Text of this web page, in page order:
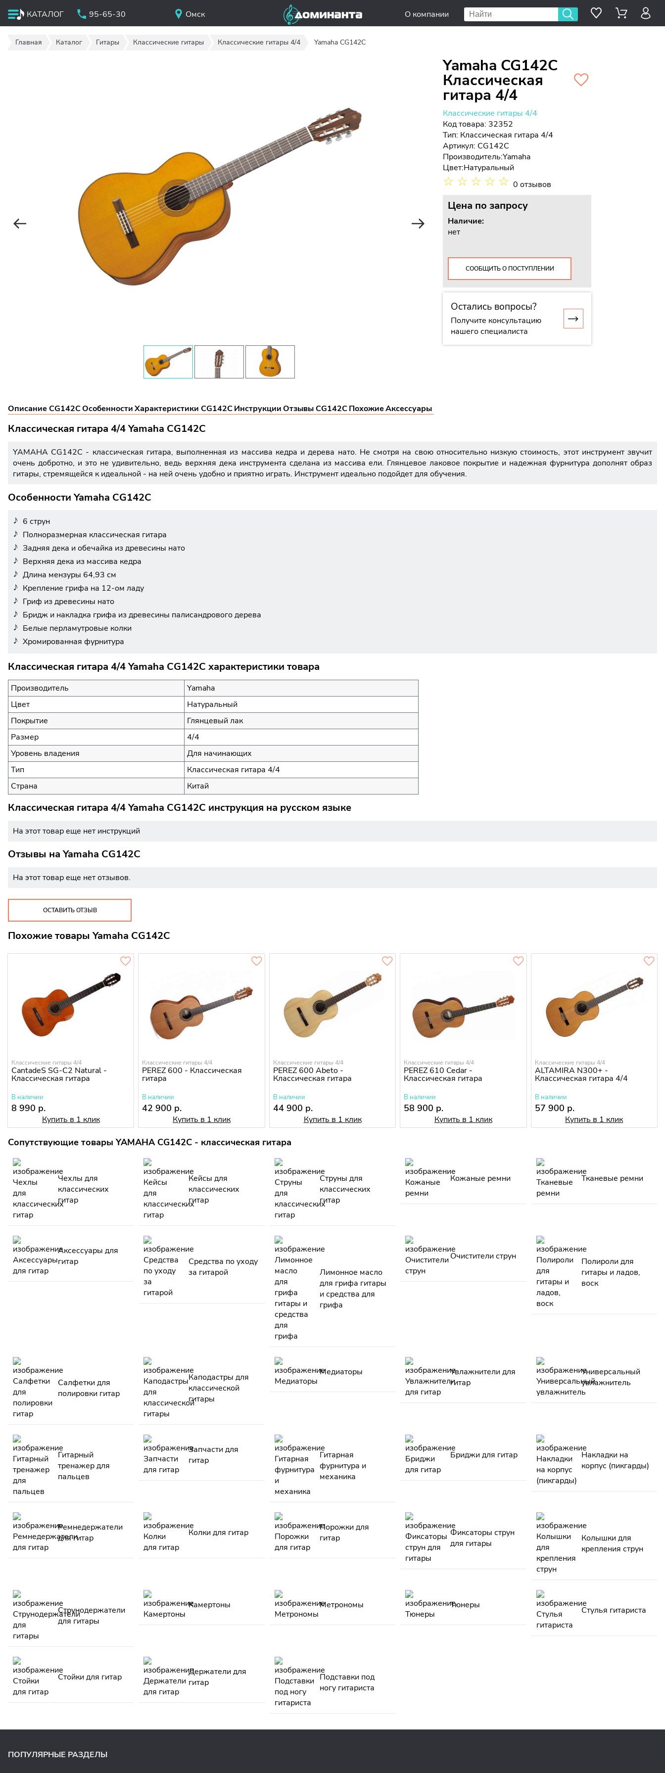
КАТАЛОГ 95-65-30 Омск О компании
Главная Каталог Гитары Классические гитары Классические гитары 4/4 Yamaha CG142C
Yamaha CG142C
Классическая
гитара 4/4
Классические гитары 4/4
Код товара: 32352
Тип: Классическая гитара 4/4
Артикул: CG142C
Производитель:Yamaha
Цвет:Натуральный
☆ ☆ ☆ ☆ ☆ 0 отзывов
Цена по запросу
Наличие:
нет
СООБЩИТЬ О ПОСТУПЛЕНИИ
Остались вопросы?
Получите консультацию
нашего специалиста
Описание CG142CОсобенностиХарактеристики CG142CИнструкцииОтзывы CG142CПохожиеАксессуары
Классическая гитара 4/4 Yamaha CG142C
YAMAHA CG142C - классическая гитара, выполненная из массива кедра и дерева нато. Не смотря на свою относительно низкую стоимость, этот инструмент звучит
очень добротно, и это не удивительно, ведь верхняя дека инструмента сделана из массива ели. Глянцевое лаковое покрытие и надежная фурнитура дополнят образ
гитары, стремящейся к идеальной - на ней очень удобно и приятно играть. Инструмент идеально подойдет для обучения.
Особенности Yamaha CG142C
6 струн
Полноразмерная классическая гитара
Задняя дека и обечайка из древесины нато
Верхняя дека из массива кедра
Длина мензуры 64,93 см
Крепление грифа на 12-ом ладу
Гриф из древесины нато
Бридж и накладка грифа из древесины палисандрового дерева
Белые перламутровые колки
Хромированная фурнитура
Классическая гитара 4/4 Yamaha CG142C характеристики товара
Производитель
Yamaha
Цвет
Натуральный
Покрытие
Глянцевый лак
Размер
4/4
Уровень владения
Для начинающих
Тип
Классическая гитара 4/4
Страна
Китай
Классическая гитара 4/4 Yamaha CG142C инструкция на русском языке
На этот товар еще нет инструкций
Отзывы наYamaha CG142C
На этот товар еще нет отзывов.
ОСТАВИТЬ ОТЗЫВ
Похожие товары Yamaha CG142C
Классические гитары 4/4
CantadeS SG-C2 Natural -
Классическая гитара
В наличии
8 990 р.
Купить в 1 клик
Классические гитары 4/4
PEREZ 600 - Классическая
гитара
В наличии
42 900 р.
Купить в 1 клик
Классические гитары 4/4
PEREZ 600 Abeto -
Классическая гитара
В наличии
44 900 р.
Купить в 1 клик
Классические гитары 4/4
PEREZ 610 Cedar -
Классическая гитара
В наличии
58 900 р.
Купить в 1 клик
Классические гитары 4/4
ALTAMIRA N300+ -
Классическая гитара 4/4
В наличии
57 900 р.
Купить в 1 клик
Сопутствующие товары YAMAHA CG142C - классическая гитара
Чехлы для
классических
гитар
Кейсы для
классических
гитар
Струны для
классических
гитар
Кожаные ремни Тканевые ремни
Аксессуары для
гитар
Средства по уходу
за гитарой
Лимонное масло
для грифа гитары
и средства для
грифа
Очистители струн
Полироли для
гитары и ладов,
воск
Салфетки для
полировки гитар
Каподастры для
классической
гитары
Медиаторы
Увлажнители для
гитар
Универсальный
увлажнитель
Гитарный
тренажер для
пальцев
Запчасти для
гитар
Гитарная
фурнитура и
механика
Бриджи для гитар
Накладки на
корпус (пикгарды)
Ремнедержатели
для гитар
Колки для гитар
Порожки для
гитар
Фиксаторы струн
для гитары
Колышки для
крепления струн
Струнодержатели
для гитары
Камертоны Метрономы Тюнеры Стулья гитариста
Стойки для гитар
Держатели для
гитар
Подставки под
ногу гитариста
ПОПУЛЯРНЫЕ РАЗДЕЛЫ